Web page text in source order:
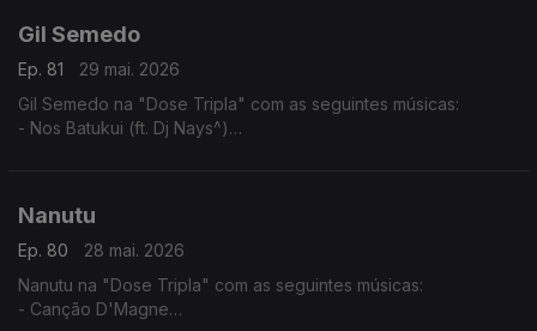
Gil Semedo
Ep. 81
29 mai. 2026
Gil Semedo na "Dose Tripla" com as seguintes músicas:
- Nos Batukui (ft. Dj Nays^)
Nanutu
Ep. 80
28 mai. 2026
Nanutu na "Dose Tripla" com as seguintes músicas:
- Canção D'Magne